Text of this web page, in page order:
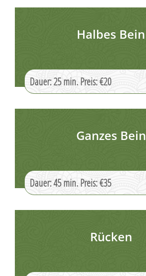
Halbes Bein
Dauer: 25 min. Preis: €20
Ganzes Bein
Dauer: 45 min. Preis: €35
Rücken